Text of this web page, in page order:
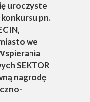
uroczyste
pn.
we
SEKTOR
nagrodę